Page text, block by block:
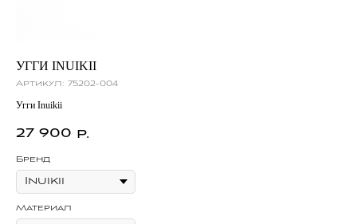
УГГИ INUIKII
Артикул: 75202-004
Угги Inuikii
27 900 р.
Бренд
Материал